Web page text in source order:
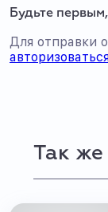
Будьте
Для отправки
Так же